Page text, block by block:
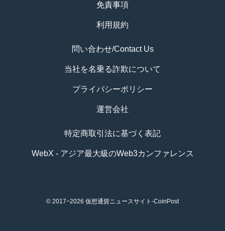
免責事項
利用規約
問い合わせ/Contact Us
当社を名乗る詐欺について
プライバシーポリシー
運営会社
特定商取引法に基づく表記
WebX - アジア最大級のWeb3カンファレンス
© 2017−2026 仮想通貨ニュースサイト-CoinPost